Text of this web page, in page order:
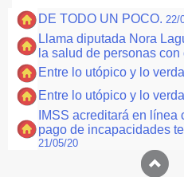
DE TODO UN POCO. 22/
Llama diputada Nora
la salud de personas
Entre lo utópico y lo
Entre lo utópico y lo
IMSS acreditará en línea
pago de incapacidades
21/05/20